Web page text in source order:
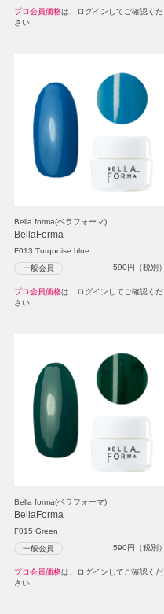
プロ会員価格は、ログインしてご確認くだ
さい
Bella forma(ベラフォーマ)
BellaForma
F013 Turquoise blue
一般会員 590円（税別）
プロ会員価格は、ログインしてご確認くだ
さい
Bella forma(ベラフォーマ)
BellaForma
F015 Green
一般会員 590円（税別）
プロ会員価格は、ログインしてご確認くだ
さい